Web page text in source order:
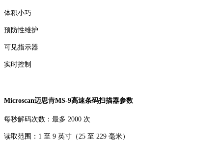
体积小巧
预防性维护
可见指示器
实时控制
Microscan迈思肯MS-9高速条码扫描器参数
每秒解码次数：最多 2000 次
读取范围：1 至 9 英寸（25 至 229 毫米）